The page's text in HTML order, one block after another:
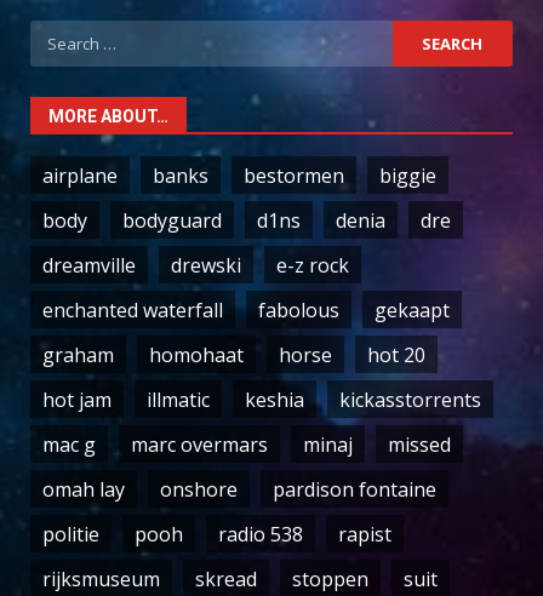
Search
for:
MORE ABOUT…
airplane banks bestormen
biggie
body
bodyguard d1ns denia
dre
dreamville
drewski
e-z rock
enchanted waterfall
fabolous
gekaapt
graham
homohaat horse
hot 20
hot jam
illmatic keshia
kickasstorrents
mac g
marc overmars minaj
missed
omah lay
onshore
pardison fontaine
politie
pooh radio 538
rapist
rijksmuseum
skread stoppen suit